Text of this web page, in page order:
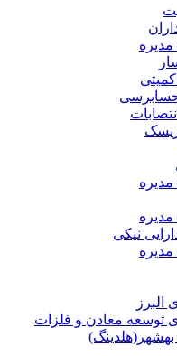
نیکی
البرز
توسعه معادن و فلزات